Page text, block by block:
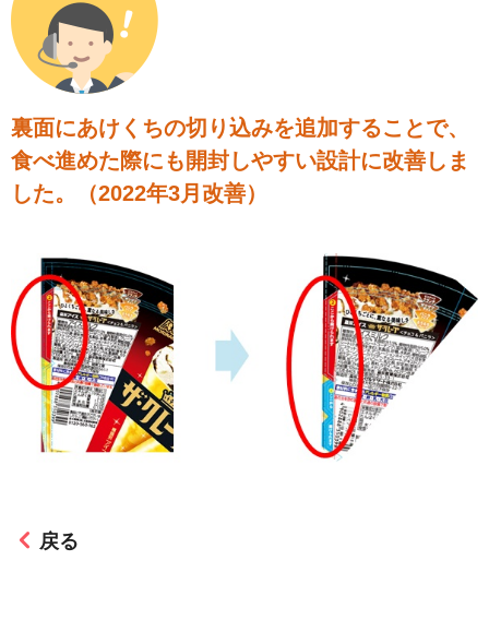
裏面にあけくちの切り込みを追加することで、
食べ進めた際にも開封しやすい設計に改善しま
した。（2022年3月改善）
戻る